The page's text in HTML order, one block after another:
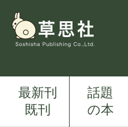
最新刊
既刊
話題
の本